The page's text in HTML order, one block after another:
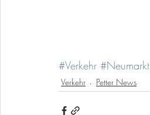
#Verkehr #Neumarkt
Verkehr Petter News